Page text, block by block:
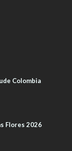
Colombia
Flores 2026